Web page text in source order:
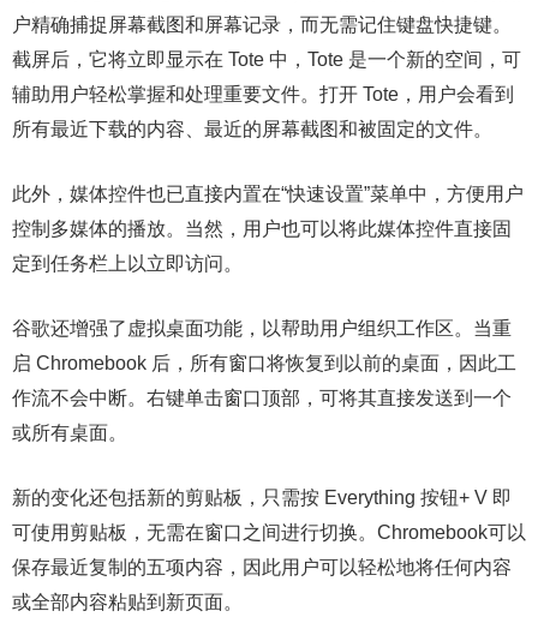
户精确捕捉屏幕截图和屏幕记录，而无需记住键盘快捷键。
截屏后，它将立即显示在 Tote 中，Tote 是一个新的空间，可
辅助用户轻松掌握和处理重要文件。打开 Tote，用户会看到
所有最近下载的内容、最近的屏幕截图和被固定的文件。
此外，媒体控件也已直接内置在“快速设置”菜单中，方便用户
控制多媒体的播放。当然，用户也可以将此媒体控件直接固
定到任务栏上以立即访问。
谷歌还增强了虚拟桌面功能，以帮助用户组织工作区。当重
启 Chromebook 后，所有窗口将恢复到以前的桌面，因此工
作流不会中断。右键单击窗口顶部，可将其直接发送到一个
或所有桌面。
新的变化还包括新的剪贴板，只需按 Everything 按钮+ V 即
可使用剪贴板，无需在窗口之间进行切换。Chromebook可以
保存最近复制的五项内容，因此用户可以轻松地将任何内容
或全部内容粘贴到新页面。